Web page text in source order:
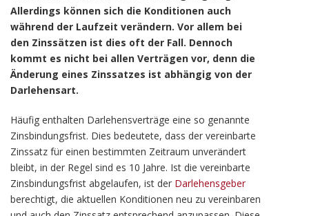
Allerdings können sich die Konditionen auch
während der Laufzeit verändern. Vor allem bei
den Zinssätzen ist dies oft der Fall. Dennoch
kommt es nicht bei allen Verträgen vor, denn die
Änderung eines Zinssatzes ist abhängig von der
Darlehensart.
Häufig enthalten Darlehensverträge eine so genannte
Zinsbindungsfrist. Dies bedeutete, dass der vereinbarte
Zinssatz für einen bestimmten Zeitraum unverändert
bleibt, in der Regel sind es 10 Jahre. Ist die vereinbarte
Zinsbindungsfrist abgelaufen, ist der Darlehensgeber
berechtigt, die aktuellen Konditionen neu zu vereinbaren